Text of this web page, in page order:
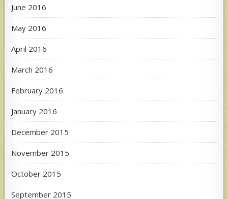
June 2016
May 2016
April 2016
March 2016
February 2016
January 2016
December 2015
November 2015
October 2015
September 2015